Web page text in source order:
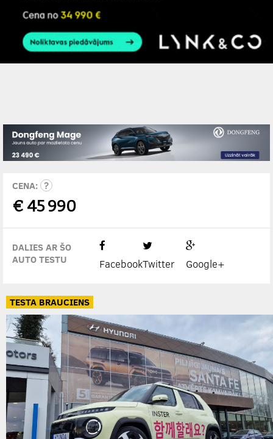
CENA:
€45 990
DALIES AR ŠO
AUTO TESTU
FacebookTwitter Google+
TESTA BRAUCIENS